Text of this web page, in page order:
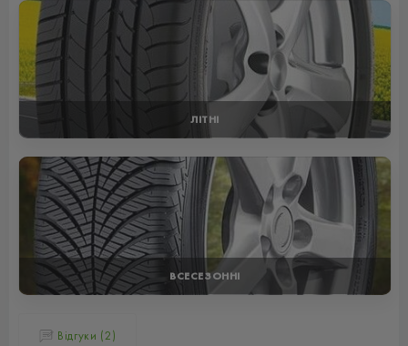
ЛІТНІ
ВСЕСЕЗОННІ
Відгуки (2)